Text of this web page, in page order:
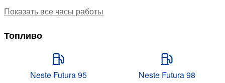
Показать все часы работы
Топливо
Neste Futura 95 Neste Futura 98